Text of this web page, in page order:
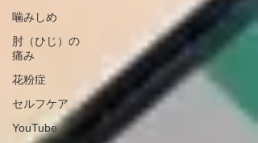
噛みしめ
肘（ひじ）の
痛み
花粉症
セルフケア
YouTube